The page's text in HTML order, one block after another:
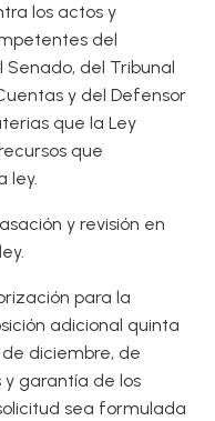
los actos y
del
Senado, del Tribunal
y del Defensor
que la Ley
que
ley.
y revisión en
para la
adicional quinta
de diciembre, de
y garantía de los
sea formulada